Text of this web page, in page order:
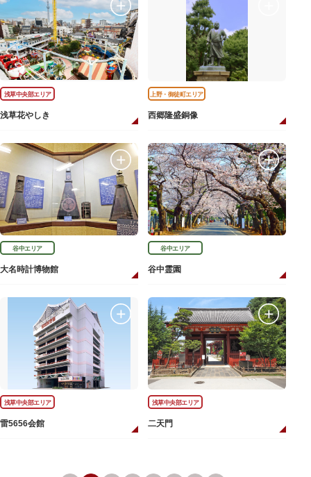
浅草中央部エリア
浅草花やしき
上野・御徒町エリア
西郷隆盛銅像
谷中エリア
大名時計博物館
谷中エリア
谷中霊園
浅草中央部エリア
雷5656会館
浅草中央部エリア
二天門